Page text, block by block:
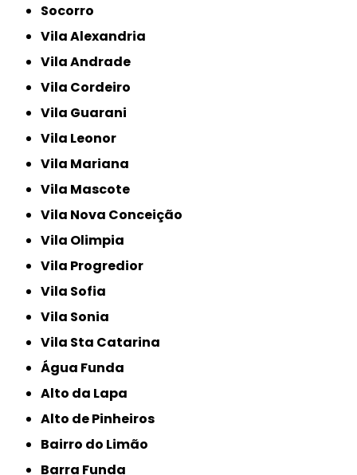
Socorro
Vila Alexandria
Vila Andrade
Vila Cordeiro
Vila Guarani
Vila Leonor
Vila Mariana
Vila Mascote
Vila Nova Conceição
Vila Olimpia
Vila Progredior
Vila Sofia
Vila Sonia
Vila Sta Catarina
Água Funda
Alto da Lapa
Alto de Pinheiros
Bairro do Limão
Barra Funda